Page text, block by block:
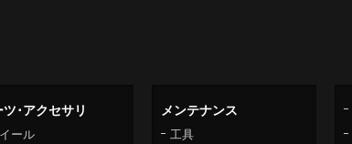
･アクセサリ
ール
メンテナンス
工具